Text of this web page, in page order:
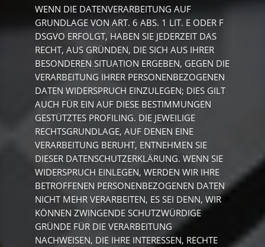
WENN DIE DATENVERARBEITUNG AUF
GRUNDLAGE VON ART. 6 ABS. 1 LIT. E ODER F
DSGVO ERFOLGT, HABEN SIE JEDERZEIT DAS
RECHT, AUS GRÜNDEN, DIE SICH AUS IHRER
BESONDEREN SITUATION ERGEBEN, GEGEN DIE
VERARBEITUNG IHRER PERSONENBEZOGENEN
DATEN WIDERSPRUCH EINZULEGEN; DIES GILT
AUCH FÜR EIN AUF DIESE BESTIMMUNGEN
GESTÜTZTES PROFILING. DIE JEWEILIGE
RECHTSGRUNDLAGE, AUF DENEN EINE
VERARBEITUNG BERUHT, ENTNEHMEN SIE
DIESER DATENSCHUTZERKLÄRUNG. WENN SIE
WIDERSPRUCH EINLEGEN, WERDEN WIR IHRE
BETROFFENEN PERSONENBEZOGENEN DATEN
NICHT MEHR VERARBEITEN, ES SEI DENN, WIR
KÖNNEN ZWINGENDE SCHUTZWÜRDIGE
GRÜNDE FÜR DIE VERARBEITUNG
NACHWEISEN, DIE IHRE INTERESSEN, RECHTE